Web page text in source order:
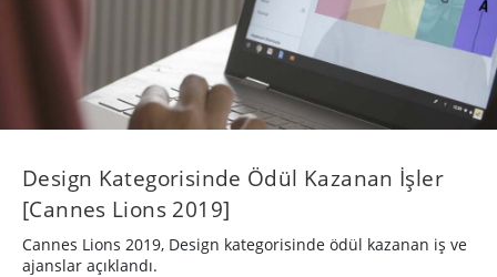
Design Kategorisinde Ödül Kazanan İşler
[Cannes Lions 2019]
Cannes Lions 2019, Design kategorisinde ödül kazanan iş ve
ajanslar açıklandı.